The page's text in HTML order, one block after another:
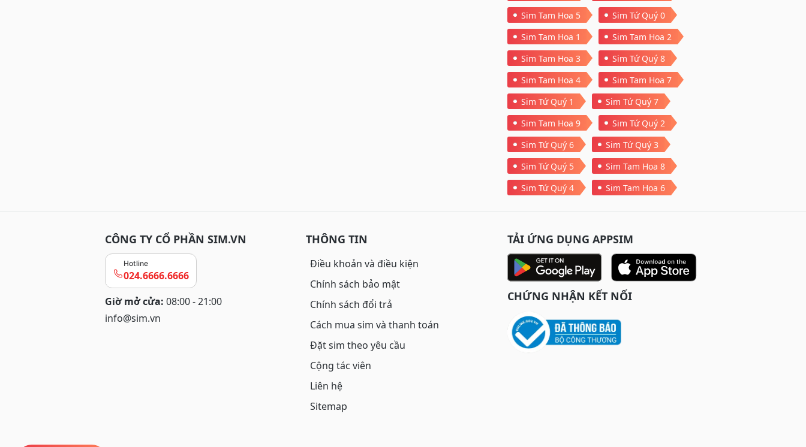
Sim Tam Hoa 5
Sim Tứ Quý 0
Sim Tam Hoa 1
Sim Tam Hoa 2
Sim Tam Hoa 3
Sim Tứ Quý 8
Sim Tam Hoa 4
Sim Tam Hoa 7
Sim Tứ Quý 1
Sim Tứ Quý 7
Sim Tam Hoa 9
Sim Tứ Quý 2
Sim Tứ Quý 6
Sim Tứ Quý 3
Sim Tứ Quý 5
Sim Tam Hoa 8
Sim Tứ Quý 4
Sim Tam Hoa 6
CÔNG TY CỔ PHẦN SIM.VN
Hotline
024.6666.6666
Giờ mở cửa: 08:00 - 21:00
info@sim.vn
THÔNG TIN
Điều khoản và điều kiện
Chính sách bảo mật
Chính sách đổi trả
Cách mua sim và thanh toán
Đặt sim theo yêu cầu
Cộng tác viên
Liên hệ
Sitemap
TẢI ỨNG DỤNG APPSIM
CHỨNG NHẬN KẾT NỐI